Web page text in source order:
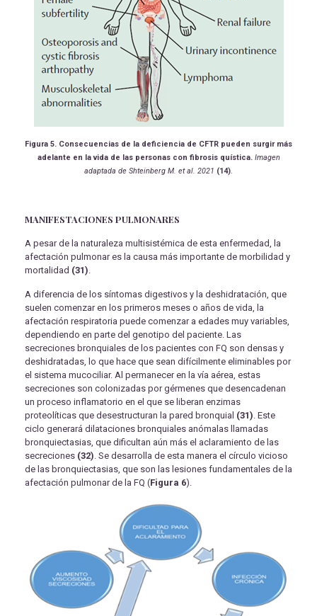
Figura 5. Consecuencias de la deficiencia de CFTR pueden surgir más
adelante en la vida de las personas con fibrosis quística. Imagen
adaptada de Shteinberg M. et al. 2021 (14).
MANIFESTACIONES PULMONARES
A pesar de la naturaleza multisistémica de esta enfermedad, la
afectación pulmonar es la causa más importante de morbilidad y
mortalidad (31)
A diferencia de los síntomas digestivos y la deshidratación, que
suelen comenzar en los primeros meses o años de vida, la
afectación respiratoria puede comenzar a edades muy variables,
dependiendo en parte del genotipo del paciente. Las
secreciones bronquiales de los pacientes con FQ son densas y
deshidratadas, lo que hace que sean difícilmente eliminables por
el sistema mucociliar. Al permanecer en la vía aérea, estas
secreciones son colonizadas por gérmenes que desencadenan
un proceso inflamatorio en el que se liberan enzimas
proteolíticas que desestructuran la pared bronquial (31) . Este
ciclo generará dilataciones bronquiales anómalas llamadas
bronquiectasias, que dificultan aún más el aclaramiento de las
secreciones (32) . Se desarrolla de esta manera el círculo vicioso
de las bronquiectasias, que son las lesiones fundamentales de la
afectación pulmonar de la FQ (Figura 6).